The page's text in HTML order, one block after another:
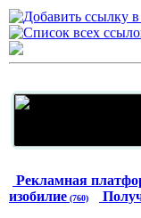
Рекламная
изобилие (760)